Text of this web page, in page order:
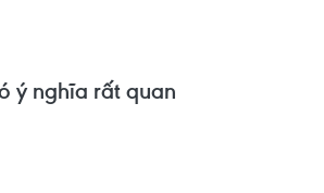
ý nghĩa rất quan